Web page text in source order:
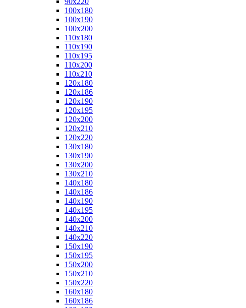
100x180
100x190
100x200
110x180
110x190
110x195
110x200
110x210
120x180
120x186
120x190
120x195
120x200
120x210
120x220
130x180
130x190
130x200
130x210
140x180
140x186
140x190
140x195
140x200
140x210
140x220
150x190
150x195
150x200
150x210
150x220
160x180
160x186